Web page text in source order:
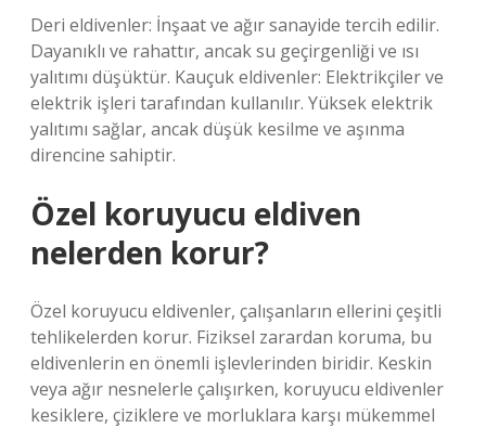
Deri eldivenler: İnşaat ve ağır sanayide tercih edilir.
Dayanıklı ve rahattır, ancak su geçirgenliği ve ısı
yalıtımı düşüktür. Kauçuk eldivenler: Elektrikçiler ve
elektrik işleri tarafından kullanılır. Yüksek elektrik
yalıtımı sağlar, ancak düşük kesilme ve aşınma
direncine sahiptir.
Özel koruyucu eldiven
nelerden korur?
Özel koruyucu eldivenler, çalışanların ellerini çeşitli
tehlikelerden korur. Fiziksel zarardan koruma, bu
eldivenlerin en önemli işlevlerinden biridir. Keskin
veya ağır nesnelerle çalışırken, koruyucu eldivenler
kesiklere, çiziklere ve morluklara karşı mükemmel